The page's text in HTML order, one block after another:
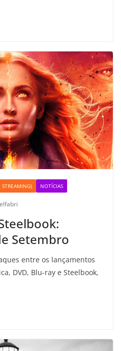
NOTÍCIAS
Setembro
entre os lançamentos
DVD, Blu-ray e Steelbook,